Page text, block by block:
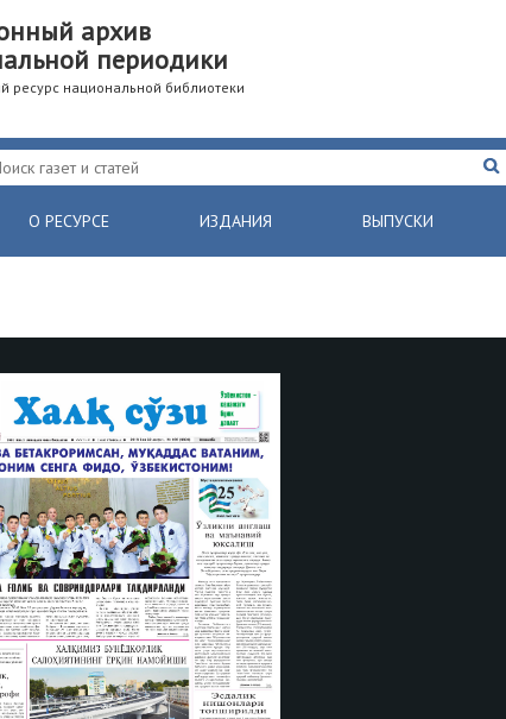
архив
периодики
ресурс национальной библиотеки
О РЕСУРСЕ ИЗДАНИЯ ВЫПУСКИ